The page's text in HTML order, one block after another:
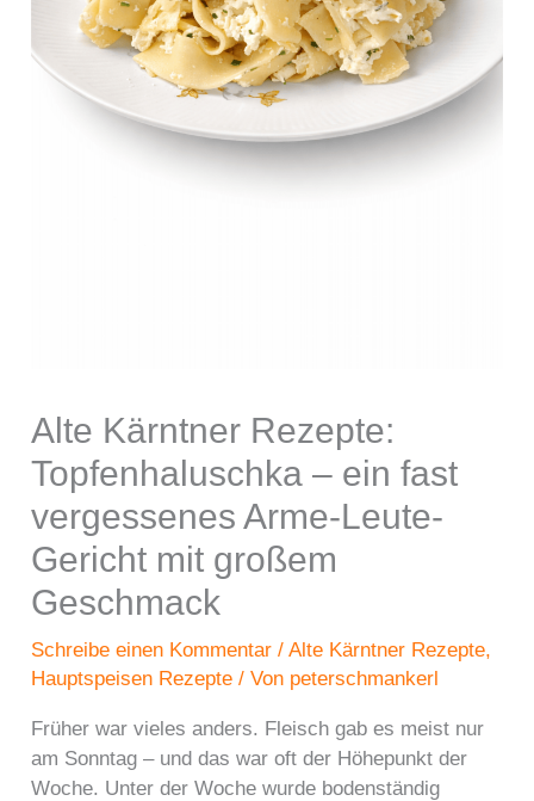
Alte Kärntner Rezepte:
Topfenhaluschka – ein fast
vergessenes Arme-Leute-
Gericht mit großem
Geschmack
Schreibe einen Kommentar /Alte Kärntner Rezepte,
Hauptspeisen Rezepte / Von peterschmankerl
Früher war vieles anders. Fleisch gab es meist nur
am Sonntag – und das war oft der Höhepunkt der
Woche. Unter der Woche wurde bodenständig